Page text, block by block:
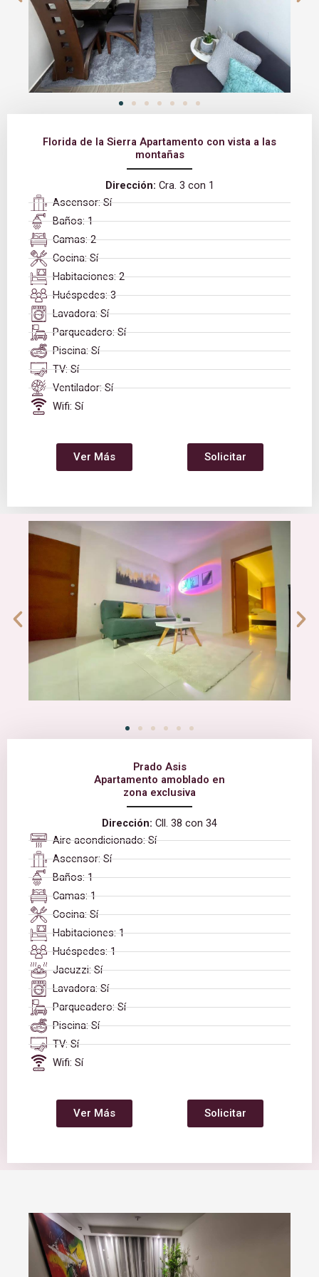
Florida de la Sierra Apartamento con vista a las
montañas
Dirección: Cra. 3 con 1
Ascensor: Sí
Baños: 1
Camas: 2
Cocina: Sí
Habitaciones: 2
Huéspedes: 3
Lavadora: Sí
Parqueadero: Sí
Piscina: Sí
TV: Sí
Ventilador: Sí
Wifi: Sí
Ver Más Solicitar
Prado Asis
Apartamento amoblado en
zona exclusiva
Dirección: Cll. 38 con 34
Aire acondicionado: Sí
Ascensor: Sí
Baños: 1
Camas: 1
Cocina: Sí
Habitaciones: 1
Huéspedes: 1
Jacuzzi: Sí
Lavadora: Sí
Parqueadero: Sí
Piscina: Sí
TV: Sí
Wifi: Sí
Ver Más Solicitar